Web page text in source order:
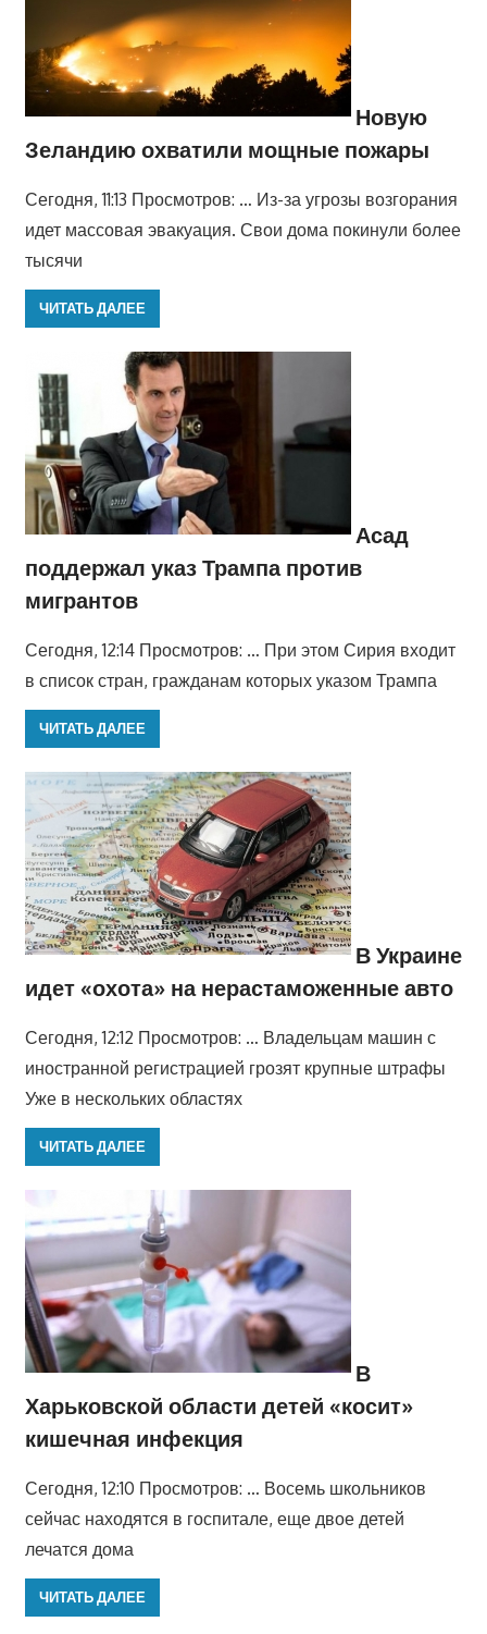
Новую
Зеландию охватили мощные пожары
Сегодня, 11:13 Просмотров: … Из-за угрозы возгорания
идет массовая эвакуация. Свои дома покинули более
тысячи
ЧИТАТЬ ДАЛЕЕ
Асад
поддержал указ Трампа против
мигрантов
Сегодня, 12:14 Просмотров: … При этом Сирия входит
в список стран, гражданам которых указом Трампа
ЧИТАТЬ ДАЛЕЕ
В Украине
идет «охота» на нерастаможенные авто
Сегодня, 12:12 Просмотров: … Владельцам машин с
иностранной регистрацией грозят крупные штрафы
Уже в нескольких областях
ЧИТАТЬ ДАЛЕЕ
В
Харьковской области детей «косит»
кишечная инфекция
Сегодня, 12:10 Просмотров: … Восемь школьников
сейчас находятся в госпитале, еще двое детей
лечатся дома
ЧИТАТЬ ДАЛЕЕ